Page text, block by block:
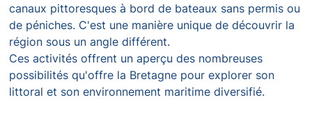
canaux pittoresques à bord de bateaux sans permis ou
de péniches. C'est une manière unique de découvrir la
région sous un angle différent.
Ces activités offrent un aperçu des nombreuses
possibilités qu'offre la Bretagne pour explorer son
littoral et son environnement maritime diversifié.